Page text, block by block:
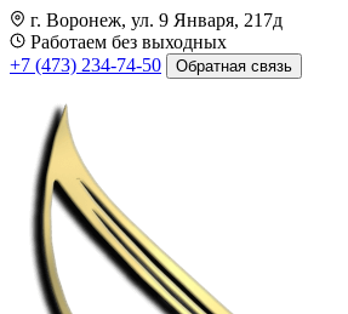
г. Воронеж, ул. 9 Января, 217д
Работаем без выходных
+7 (473) 234-74-50
Обратная связь